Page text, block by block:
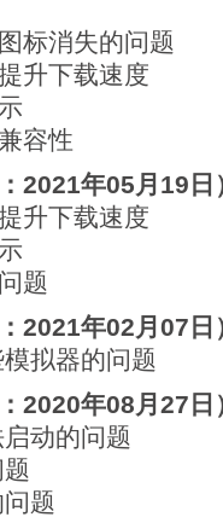
标消失的问题
升下载速度
容性
2021年05月19日
升下载速度
题
2021年02月07日
拟器的问题
2020年08月27日
动的问题
题